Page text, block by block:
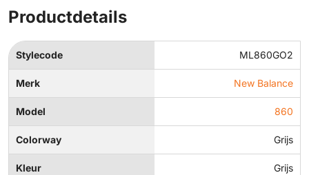
Productdetails
Stylecode ML860GO2
Merk New Balance
Model 860
Colorway Grijs
Kleur Grijs